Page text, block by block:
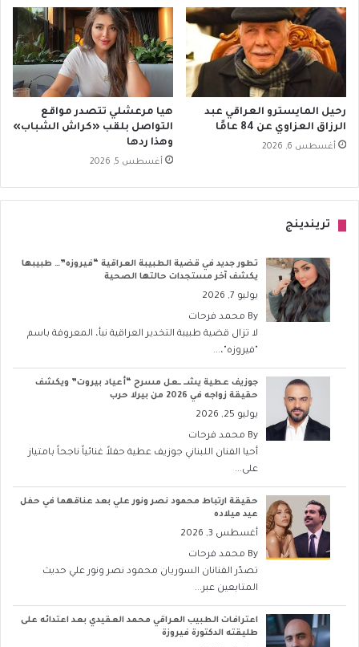
رحيل المايسترو العراقي عبد
الرزاق العزاوي عن 84 عامًا
أغسطس 6, 2026
هيا مرعشلي تتصدر مواقع
التواصل بلقب «كراش الشباب»
وهذا ردها
أغسطس 5, 2026
تريندينج
تطور جديد في قضية الطبيبة العراقية “فيروزه”… طبيبها
يكشف آخر مستجدات حالتها الصحية
يوليو 7, 2026
By محمد فرحات
لا تزال قضية طبيبة التخدير العراقية نبأ، المعروفة باسم
"فيروزه"،...
جوزيف عطية يشــ ــعل مسرح “أعياد بيروت” ويكشف
حقيقة زواجه في 2026 من بيرلا حرب
يوليو 25, 2026
By محمد فرحات
أحيا الفنان اللبناني جوزيف عطية حفلاً غنائياً ناجحاً بامتياز
على...
حقيقة ارتباط محمود نصر ونور علي بعد عناقهما في حفل
عيد ميلاده
أغسطس 3, 2026
By محمد فرحات
تصدّر الفنانان السوريان محمود نصر ونور علي حديث
المتابعين عبر...
اعترافات الطبيب العراقي محمد العقيدي بعد اعتدائه على
طليقته الدكتورة فيروزة